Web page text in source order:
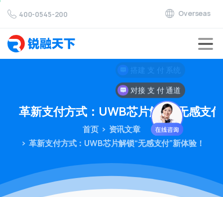
400-0545-200 Overseas
革新支付方式：UWB芯片解锁“无感支
首页
资讯文章
革新支付方式：UWB芯片解锁“无感支付”新体验！
对接 支 付 通道